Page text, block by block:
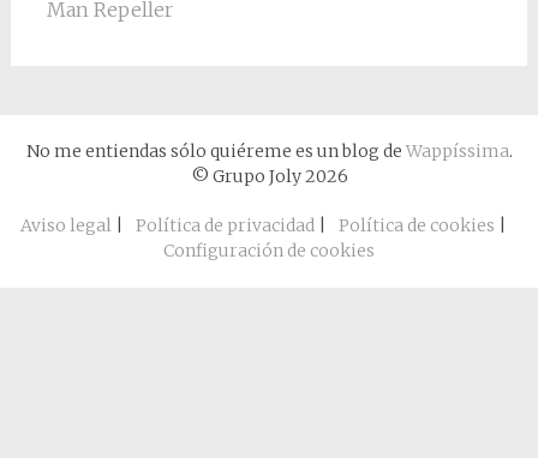
Man Repeller
No me entiendas sólo quiéreme es un blog de Wappíssima.
© Grupo Joly 2026
Aviso legal| Política de privacidad| Política de cookies
Configuración de cookies